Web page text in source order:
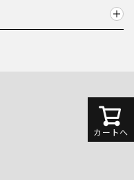
カートへ